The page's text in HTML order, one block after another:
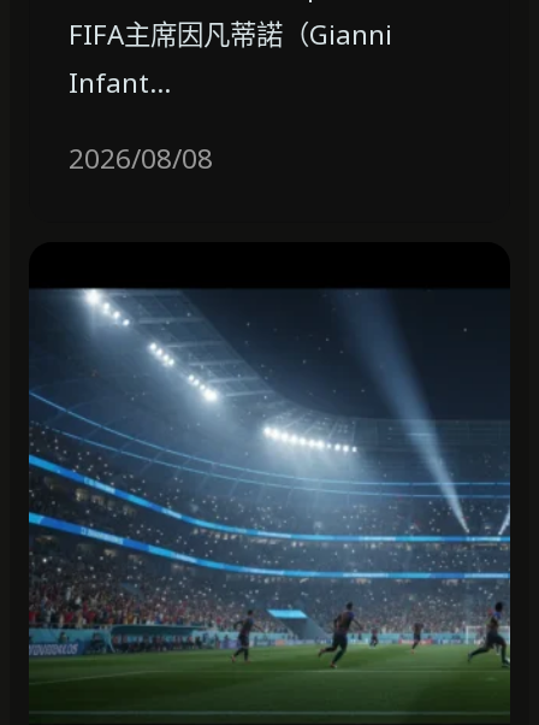
FIFA主席因凡蒂諾（Gianni
Infant…
2026/08/08